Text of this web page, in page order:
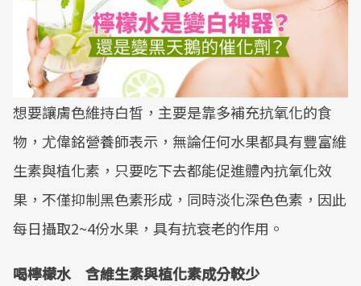
想要讓膚色維持白皙，主要是靠多補充抗氧化的食
物，尤偉銘營養師表示，無論任何水果都具有豐富維
生素與植化素，只要吃下去都能促進體內抗氧化效
果，不僅抑制黑色素形成，同時淡化深色色素，因此
每日攝取2~4份水果，具有抗衰老的作用。
喝檸檬水 含維生素與植化素成分較少